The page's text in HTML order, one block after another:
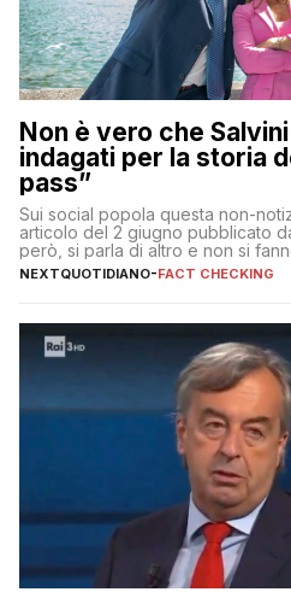
Non è vero che
indagati per la storia
pass”
Sui social popola questa non-
articolo del 2 giugno pubblicato
però, si parla di altro e non si
Fratelli d’Italia
NEXTQUOTIDIANO-FACT CHECKING